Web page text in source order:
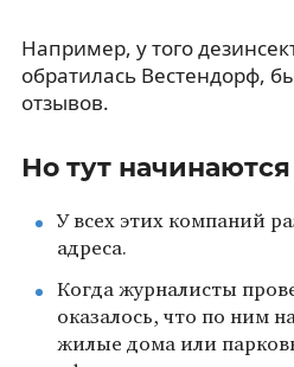
Например, у того
обратилась Вестендорф,
отзывов.
Но тут
У всех этих компаний
адреса.
Когда журналисты
оказалось, что по ним
жилые дома или